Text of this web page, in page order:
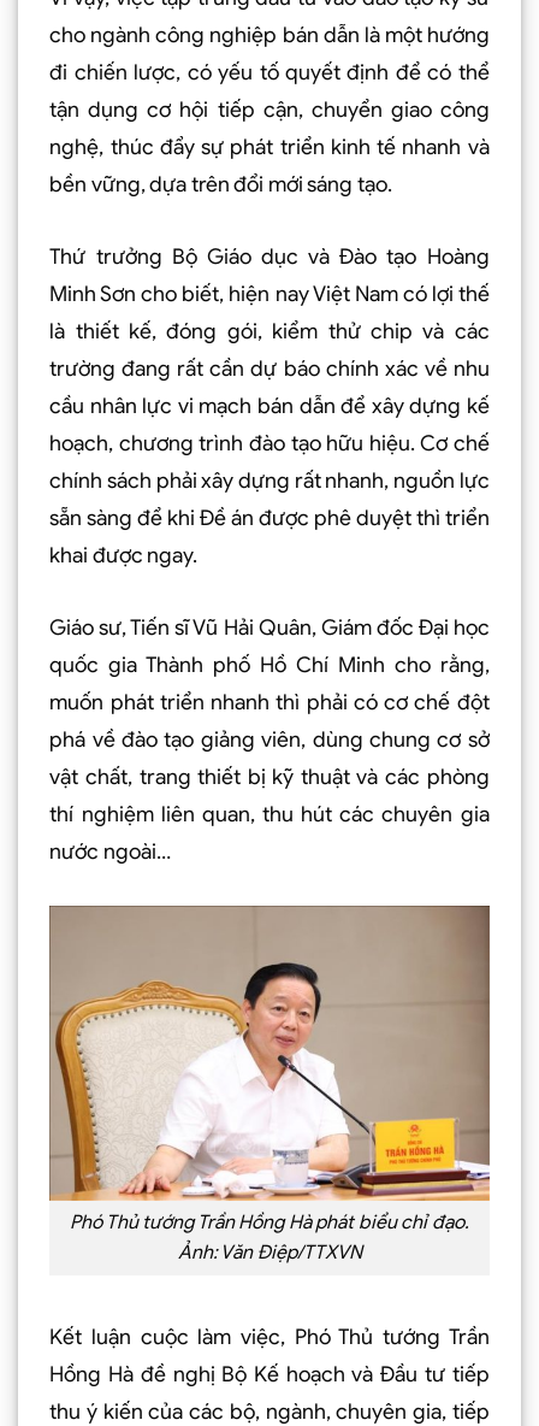
cho ngành công nghiệp bán dẫn là một hướng
đi chiến lược, có yếu tố quyết định để có thể
tận dụng cơ hội tiếp cận, chuyển giao công
nghệ, thúc đẩy sự phát triển kinh tế nhanh và
bền vững, dựa trên đổi mới sáng tạo.
Thứ trưởng Bộ Giáo dục và Đào tạo Hoàng
Minh Sơn cho biết, hiện nay Việt Nam có lợi thế
là thiết kế, đóng gói, kiểm thử chip và các
trường đang rất cần dự báo chính xác về nhu
cầu nhân lực vi mạch bán dẫn để xây dựng kế
hoạch, chương trình đào tạo hữu hiệu. Cơ chế
chính sách phải xây dựng rất nhanh, nguồn lực
sẵn sàng để khi Đề án được phê duyệt thì triển
khai được ngay.
Giáo sư, Tiến sĩ Vũ Hải Quân, Giám đốc Đại học
quốc gia Thành phố Hồ Chí Minh cho rằng,
muốn phát triển nhanh thì phải có cơ chế đột
phá về đào tạo giảng viên, dùng chung cơ sở
vật chất, trang thiết bị kỹ thuật và các phòng
thí nghiệm liên quan, thu hút các chuyên gia
nước ngoài…
Phó Thủ tướng Trần Hồng Hà phát biểu chỉ đạo.
Ảnh: Văn Điệp/TTXVN
Kết luận cuộc làm việc, Phó Thủ tướng Trần
Hồng Hà đề nghị Bộ Kế hoạch và Đầu tư tiếp
thu ý kiến của các bộ, ngành, chuyên gia, tiếp